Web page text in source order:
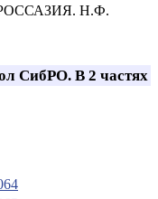
РОССАЗИЯ. Н.Ф.
СибРО. В 2 частях